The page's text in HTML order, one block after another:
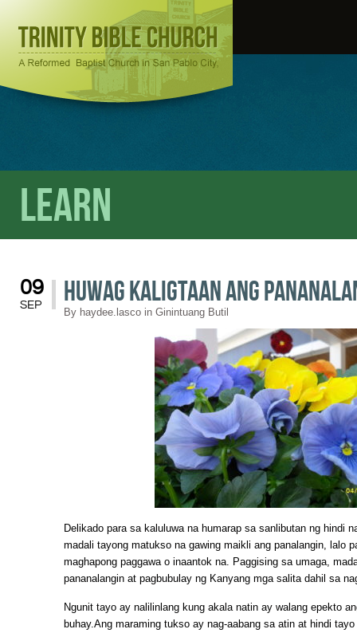
Learn
09
SEP Huwag Kaligtaan ang
By haydee.lasco in Ginintuang Butil
Delikado para sa kaluluwa na humarap sa sanlibutan ng hindi
madali tayong matukso na gawing maikli ang panalangin, lalo
maghapong paggawa o inaantok na. Paggising sa umaga,
pananalangin at pagbubulay ng Kanyang mga salita dahil sa
Ngunit tayo ay nalilinlang kung akala natin ay walang epekto
buhay.Ang maraming tukso ay nag-aabang sa atin at hindi